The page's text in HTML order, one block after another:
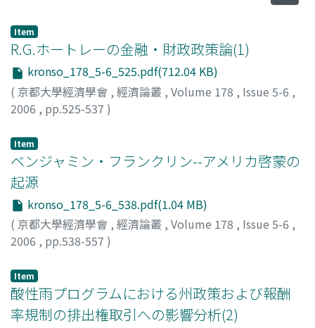
Item
R.G.ホートレーの金融・財政政策論(1)
kronso_178_5-6_525.pdf(712.04 KB)
( 京都大學經濟學會 , 經濟論叢 , Volume 178 , Issue 5-6 ,
2006 , pp.525-537 )
Item
ベンジャミン・フランクリン--アメリカ啓蒙の
起源
kronso_178_5-6_538.pdf(1.04 MB)
( 京都大學經濟學會 , 經濟論叢 , Volume 178 , Issue 5-6 ,
2006 , pp.538-557 )
Item
酸性雨プログラムにおける州政策および報酬
率規制の排出権取引への影響分析(2)